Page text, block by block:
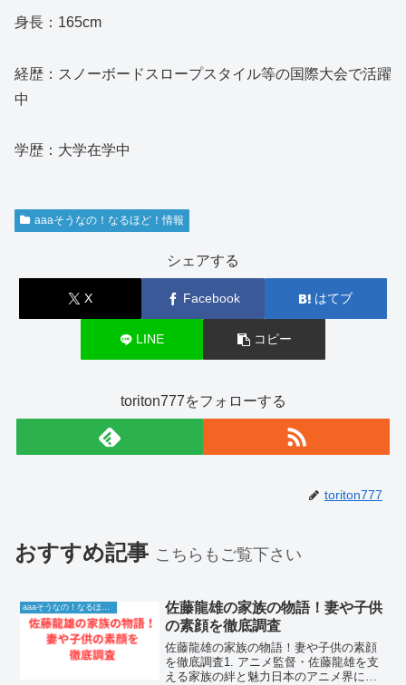
身長：165cm
経歴：スノーボードスロープスタイル等の国際大会で活躍
中
学歴：大学在学中
aaaそうなの！なるほど！情報
シェアする
X Facebook はてブ
LINE コピー
toriton777をフォローする
toriton777
おすすめ記事 こちらもご覧下さい
aaaそうなの！なるほど！情報
佐藤龍雄の家族の物語！妻や子供
の素顔を徹底調査
佐藤龍雄の家族の物語！妻や子供の素顔
を徹底調査1. アニメ監督・佐藤龍雄を支
える家族の絆と魅力日本のアニメ界にお